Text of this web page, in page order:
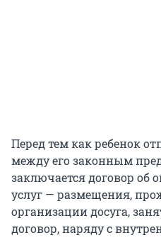
Перед тем как ребенок
между его законным
заключается договор об
услуг — размещения,
организации досуга,
договор, наряду с